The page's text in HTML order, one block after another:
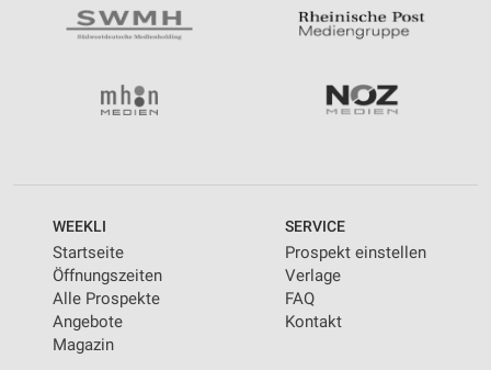
WEEKLI
Startseite
Öffnungszeiten
Alle Prospekte
Angebote
Magazin
SERVICE
Prospekt einstellen
Verlage
FAQ
Kontakt